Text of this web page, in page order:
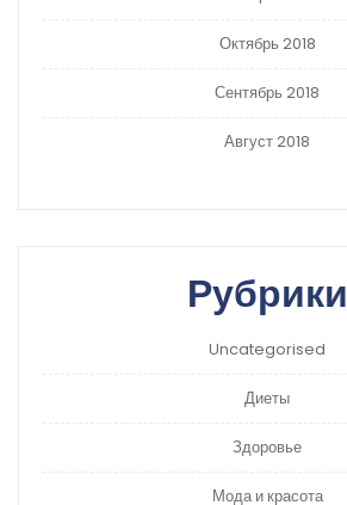
Октябрь 2018
Сентябрь 2018
Август 2018
Рубрики
Uncategorised
Диеты
Здоровье
Мода и красота